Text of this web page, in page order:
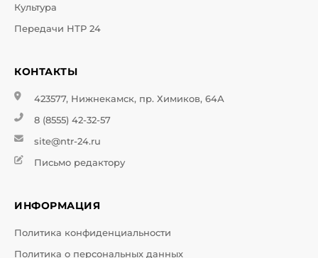
Культура
Передачи НТР 24
КОНТАКТЫ
423577, Нижнекамск, пр. Химиков, 64А
8 (8555) 42-32-57
site@ntr-24.ru
Письмо редактору
ИНФОРМАЦИЯ
Политика конфиденциальности
Политика о персональных данных